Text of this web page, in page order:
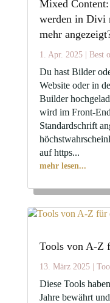
Mixed
werden in Divi
mehr
1. Apr. 2025| Best
Du hast Bilder
Website oder in
Builder
wird im Front-
Standardschrift
auf https...
mehr lesen...
Tools von A-Z
13. März 2025|
Diese Tools
Jahre bewährt